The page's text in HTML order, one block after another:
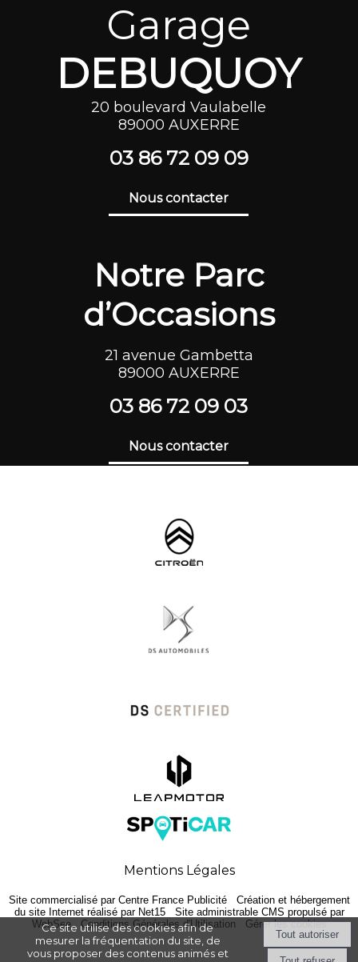
Garage
DEBUQUOY
20 boulevard Vaulabelle
89000 AUXERRE
03 86 72 09 09
Nous contacter
Notre Parc
d’Occasions
21 avenue Gambetta
89000 AUXERRE
03 86 72 09 03
Nous contacter
Mentions Légales
Site commercialisé par Centre France Publicité- Création et hébergement
du site Internet réalisé par Net15- Site administrable CMS propulsé par
WebSee- Conditions Générales d'Utilisation Gérer les cookies
Ce site utilise des cookies afin de
mesurer la fréquentation du site, de
vous proposer des contenus animés et